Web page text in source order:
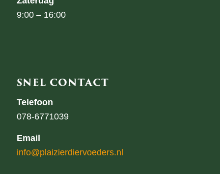
9:00 – 16:00
SNEL CONTACT
Telefoon
078-6771039
Email
info@plaizierdiervoeders.nl